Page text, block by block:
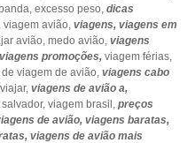
excesso peso, dicas
viagem avião, viagens, viagens em
avião, medo avião, viagens
promoções, viagem férias,
viagem de avião, viagens cabo
viagens de avião a,
viagem brasil, preços
de avião, viagens baratas,
viagens de avião mais